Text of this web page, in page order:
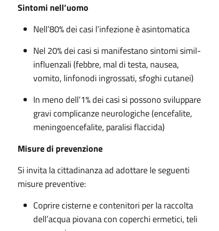
Sintomi nell’uomo
Nell’80% dei casi l’infezione è asintomatica
Nel 20% dei casi si manifestano sintomi simil-
influenzali (febbre, mal di testa, nausea,
vomito, linfonodi ingrossati, sfoghi cutanei)
In meno dell’1% dei casi si possono sviluppare
gravi complicanze neurologiche (encefalite,
meningoencefalite, paralisi flaccida)
Misure di prevenzione
Si invita la cittadinanza ad adottare le seguenti
misure preventive:
Coprire cisterne e contenitori per la raccolta
dell’acqua piovana con coperchi ermetici, teli